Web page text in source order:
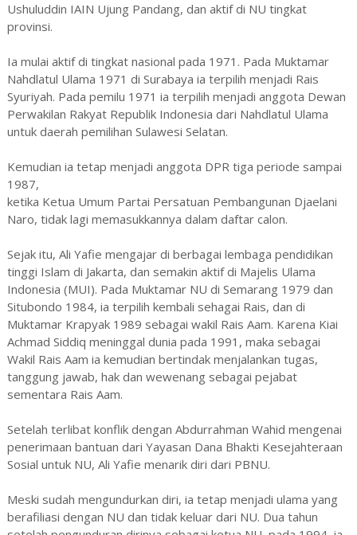
Ushuluddin IAIN Ujung Pandang, dan aktif di NU tingkat
provinsi.
Ia mulai aktif di tingkat nasional pada 1971. Pada Muktamar
Nahdlatul Ulama 1971 di Surabaya ia terpilih menjadi Rais
Syuriyah. Pada pemilu 1971 ia terpilih menjadi anggota Dewan
Perwakilan Rakyat Republik Indonesia dari Nahdlatul Ulama
untuk daerah pemilihan Sulawesi Selatan.
Kemudian ia tetap menjadi anggota DPR tiga periode sampai
1987,
ketika Ketua Umum Partai Persatuan Pembangunan Djaelani
Naro, tidak lagi memasukkannya dalam daftar calon.
Sejak itu, Ali Yafie mengajar di berbagai lembaga pendidikan
tinggi Islam di Jakarta, dan semakin aktif di Majelis Ulama
Indonesia (MUI). Pada Muktamar NU di Semarang 1979 dan
Situbondo 1984, ia terpilih kembali sehagai Rais, dan di
Muktamar Krapyak 1989 sebagai wakil Rais Aam. Karena Kiai
Achmad Siddiq meninggal dunia pada 1991, maka sebagai
Wakil Rais Aam ia kemudian bertindak menjalankan tugas,
tanggung jawab, hak dan wewenang sebagai pejabat
sementara Rais Aam.
Setelah terlibat konflik dengan Abdurrahman Wahid mengenai
penerimaan bantuan dari Yayasan Dana Bhakti Kesejahteraan
Sosial untuk NU, Ali Yafie menarik diri dari PBNU.
Meski sudah mengundurkan diri, ia tetap menjadi ulama yang
berafiliasi dengan NU dan tidak keluar dari NU. Dua tahun